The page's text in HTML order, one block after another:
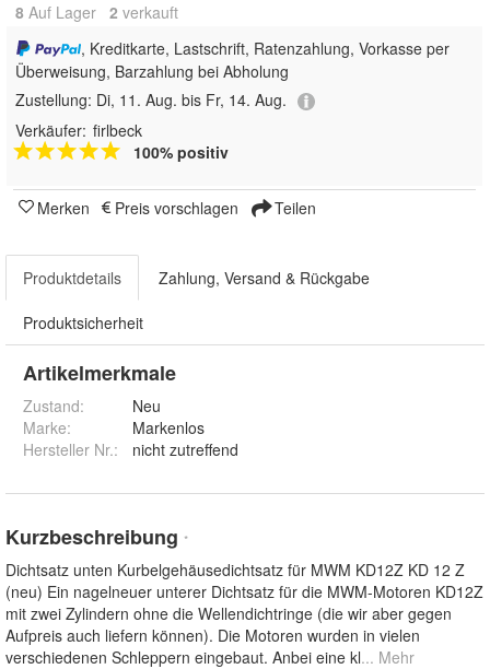
8 Auf Lager 2 verkauft
, Kreditkarte, Lastschrift, Ratenzahlung, Vorkasse per
Überweisung, Barzahlung bei Abholung
Zustellung: Di, 11. Aug. bis Fr, 14. Aug.
Verkäufer: firlbeck
100% positiv
Merken Preis vorschlagen Teilen
Produktdetails Zahlung, Versand & Rückgabe
Produktsicherheit
Artikelmerkmale
Zustand:
Neu
Marke:
Markenlos
Hersteller Nr.:
nicht zutreffend
Kurzbeschreibung *
Dichtsatz unten Kurbelgehäusedichtsatz für MWM KD12Z KD 12 Z
(neu) Ein nagelneuer unterer Dichtsatz für die MWM-Motoren KD12Z
mit zwei Zylindern ohne die Wellendichtringe (die wir aber gegen
Aufpreis auch liefern können). Die Motoren wurden in vielen
verschiedenen Schleppern eingebaut. Anbei eine kl... Mehr